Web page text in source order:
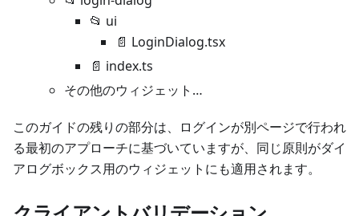
📂 ui
📄 LoginDialog.tsx
📄 index.ts
その他のウィジェット…
このガイドの残りの部分は、ログインが別ページで行われ
る最初のアプローチに基づいていますが、同じ原則がダイ
アログボックス用のウィジェットにも適用されます。